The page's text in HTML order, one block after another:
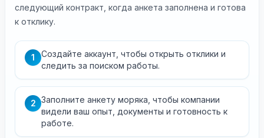
следующий контракт, когда анкета заполнена и готова
к отклику.
1
Создайте аккаунт, чтобы открыть отклики и
следить за поиском работы.
2 Заполните анкету моряка, чтобы компании
видели ваш опыт, документы и готовность к
работе.